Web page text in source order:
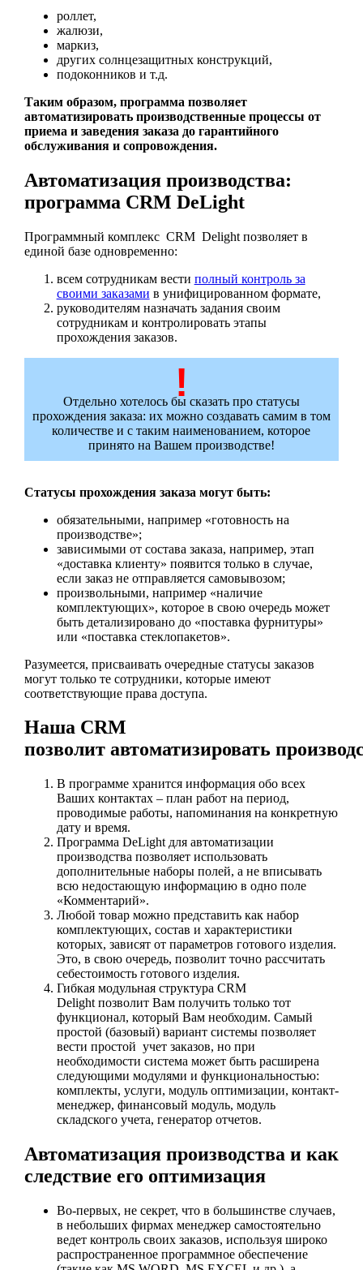
роллет,
жалюзи,
маркиз,
других солнцезащитных конструкций,
подоконников и т.д.
Таким образом, программа позволяет
автоматизировать производственные процессы от
приема и заведения заказа до гарантийного
обслуживания и сопровождения.
Автоматизация производства:
программа CRM DeLight
Программный комплекс CRM Delight позволяет в
единой базе одновременно:
всем сотрудникам вести полный контроль за
своими заказами в унифицированном формате,
руководителям назначать задания своим
сотрудникам и контролировать этапы
прохождения заказов.
Отдельно хотелось бы сказать про статусы
прохождения заказа: их можно создавать самим в том
количестве и с таким наименованием, которое
принято на Вашем производстве!
Статусы прохождения заказа могут быть:
обязательными, например «готовность на
производстве»;
зависимыми от состава заказа, например, этап
«доставка клиенту» появится только в случае,
если заказ не отправляется самовывозом;
произвольными, например «наличие
комплектующих», которое в свою очередь может
быть детализировано до «поставка фурнитуры»
или «поставка стеклопакетов».
Разумеется, присваивать очередные статусы заказов
могут только те сотрудники, которые имеют
соответствующие права доступа.
Наша CRM
позволит автоматизировать
В программе хранится информация обо всех
Ваших контактах – план работ на период,
проводимые работы, напоминания на конкретную
дату и время.
Программа DeLight для автоматизации
производства позволяет использовать
дополнительные наборы полей, а не вписывать
всю недостающую информацию в одно поле
«Комментарий».
Любой товар можно представить как набор
комплектующих, состав и характеристики
которых, зависят от параметров готового изделия.
Это, в свою очередь, позволит точно рассчитать
себестоимость готового изделия.
Гибкая модульная структура CRM
Delight позволит Вам получить только тот
функционал, который Вам необходим. Самый
простой (базовый) вариант системы позволяет
вести простой учет заказов, но при
необходимости система может быть расширена
следующими модулями и функциональностью:
комплекты, услуги, модуль оптимизации, контакт-
менеджер, финансовый модуль, модуль
складского учета, генератор отчетов.
Автоматизация производства и как
следствие его оптимизация
Во-первых, не секрет, что в большинстве случаев,
в небольших фирмах менеджер самостоятельно
ведет контроль своих заказов, используя широко
распространенное программное обеспечение